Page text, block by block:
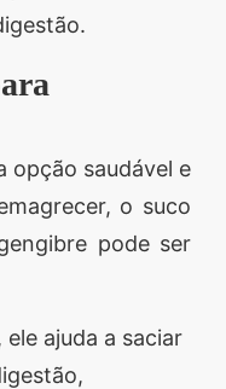
opção saudável e
o suco
pode ser
ajuda a saciar